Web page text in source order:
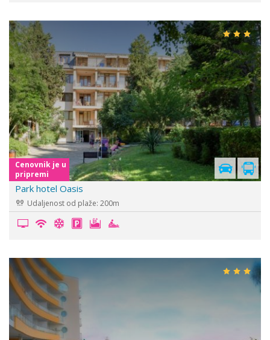
Cenovnik je u
pripremi
Park hotel Oasis
Udaljenost od plaže: 200m